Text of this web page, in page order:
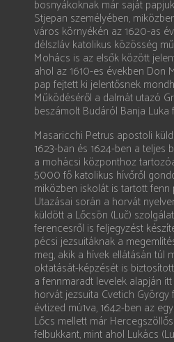
bosnyákoknak már saját
Stjepan személyében,
város környékén az 1620-as
délszláv katolikus közösség
Mohács is az elsők között
ahol az 1610-es években Don
pap fejtett ki jelentősnek
Működéséről a dalmát utazó
beszámolt Budáról Banja
Masaricchi Petrus apostoli
1623-ban és 1624-ben a teljes
a mohácsi központhoz
5000 fő katolikus hívőről
miközben iskolát is tartott
Utazásai során a horvát
küldött a Lőcsön (Luč)
ferencesről is feljegyzést
pécsi jezsuitáknak a
meg, akik a hívek ellátásán túl
oktatását-képzését is
a fennmaradt levelek alapján
horvát jezsuita Cvetich György
évtized mú1va, 1642-ben az
Lőcs mellett már
felbukkant, mint ahol Lukács